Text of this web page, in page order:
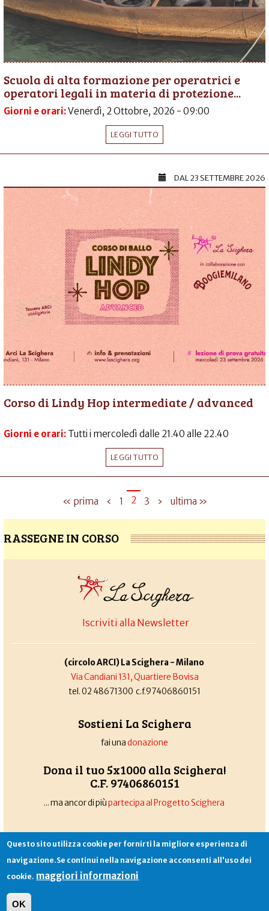
Scuola di alta formazione per operatrici e
operatori legali in materia di protezione...
Giorni e orari:Venerdì, 2 Ottobre, 2026 - 09:00
LEGGI TUTTO
DAL23 SETTEMBRE 2026
Corso di Lindy Hop intermediate / advanced
Giorni e orari: Tutti i mercoledì dalle 21.40 alle 22.40
LEGGI TUTTO
« prima ‹ 1 2 3 › ultima »
RASSEGNE IN CORSO
Iscriviti alla Newsletter
(circolo ARCI) La Scighera - Milano
Via Candiani 131, Quartiere Bovisa
tel. 02 48671300 c.f.97406860151
Sostieni La Scighera
fai unadonazione
Dona il tuo 5x1000 alla Scighera!
C.F. 97406860151
... ma ancor di piùpartecipa al Progetto Scighera
Associazione La Scighera copyleft |cookies|privacy|login
Sito creato daAlekos.net
Questo sito utilizza cookie per fornirti la migliore esperienza di
navigazione.Se continui nella navigazione acconsenti all'uso dei
cookie. maggiori informazioni
OK